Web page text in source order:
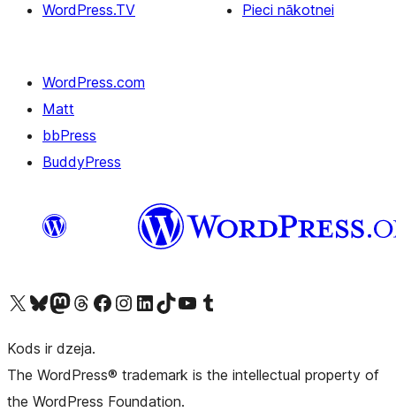
WordPress.TV
Pieci nākotnei
WordPress.com
Matt
bbPress
BuddyPress
Apmeklējiet mūsu X (agrāk Twitter) kontu
Apmeklējiet mūsu Bluesky kontu
Apmeklējiet mūsu Mastodon kontu
Apmeklējiet mūsu Threads kontu
Apmeklējiet mūsu Facebook lapuApmeklējiet mūsu Instagram kontu
Apmeklējiet mūsu LinkedIn kontu
Apmeklējiet mūsu TikTok kontu
Apmeklējiet mūsu YouTube kanālu
Apmeklējiet mūsu Tumblr kontu
Kods ir dzeja.
The WordPress® trademark is the intellectual property of
the WordPress Foundation.